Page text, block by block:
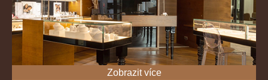
Zobrazit více